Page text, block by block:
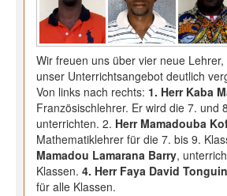
Wir freuen uns über vier neue
unser Unterrichtsangebot deutlich
Von links nach rechts: 1. Herr Kaba
Französischlehrer. Er wird die 7. und
unterrichten. 2. Herr Mamadouba
Mathematiklehrer für die 7. bis 9.
Mamadou Lamarana Barry,
Klassen. 4. Herr Faya David
für alle Klassen.